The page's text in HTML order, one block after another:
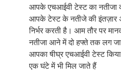
आपके एचआईवी टेस्ट का नतीजा
आपके टेस्ट के नतीजे की इंतज़ार
निर्भर करती है। आम तौर पर
नतीजा आने में दो हफ्ते तक लग
आपका षीघ्र एचआईवी टेस्ट
एक घंटे में भी मिल जाते हैं